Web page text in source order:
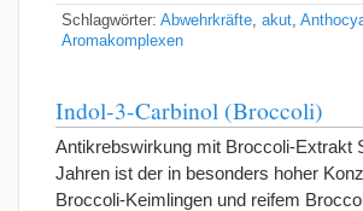
Schlagwörter: Abwehrkräfte akut
Aromakomplexen
Indol-3-Carbinol (Broccoli)
Antikrebswirkung mit Broccoli-Extrakt
Jahren ist der in besonders hoher
Broccoli-Keimlingen und reifem